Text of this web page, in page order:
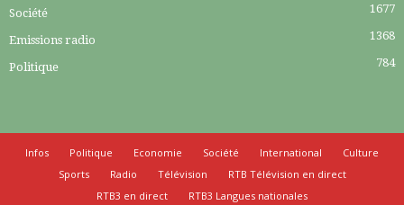
Société 1677
Emissions radio 1368
Politique 784
Infos Politique Economie Société International
Culture
Sports
Radio Télévision
RTB Télévision en direct
RTB3 en direct
RTB3 Langues nationales